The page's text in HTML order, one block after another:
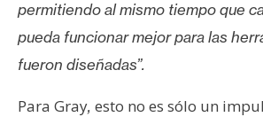
permitiendo al mismo tiempo que
pueda funcionar mejor para las
fueron diseñadas”.
Para Gray, esto no es sólo un